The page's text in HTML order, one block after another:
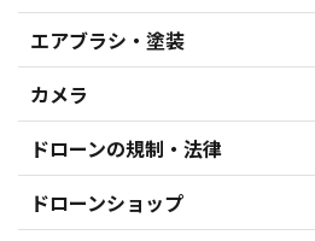
エアブラシ・塗装
カメラ
ドローンの規制・法律
ドローンショップ